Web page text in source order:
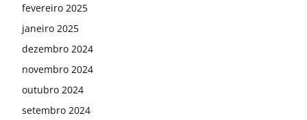
fevereiro 2025
janeiro 2025
dezembro 2024
novembro 2024
outubro 2024
setembro 2024